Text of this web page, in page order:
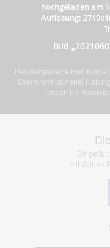
hochgeladen am
Auflösung:
Bild
Das dargestellte Bild
übernimmt keinerlei
jedoch bei
Dir
mit deinen